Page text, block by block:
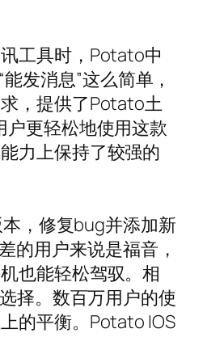
工具时，Potato中
发消息”这么简单，
，提供了Potato土
更轻松地使用这款
力上保持了较强的
，修复bug并添加新
的用户来说是福音，
也能轻松驾驭。相
择。数百万用户的使
的平衡。Potato IOS